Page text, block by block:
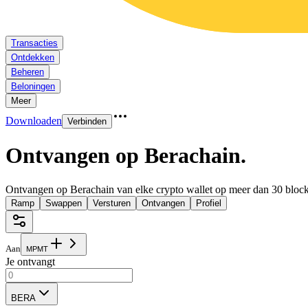
Transacties
Ontdekken
Beheren
Beloningen
Meer
Downloaden Verbinden
Ontvangen op Berachain.
Ontvangen op Berachain van elke crypto wallet op meer dan 30
Ramp Swappen Versturen Ontvangen Profiel
Aan MPMT
Je ontvangt
BERA